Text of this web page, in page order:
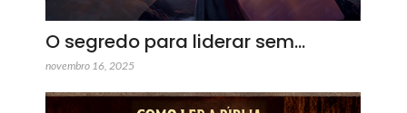
O segredo para liderar sem…
novembro 16, 2025